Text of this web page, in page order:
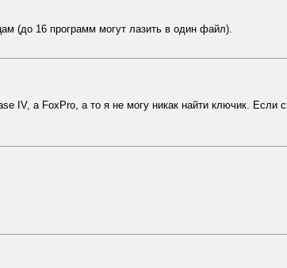
(до 16 программ могут лазить в один файл).
IV, a FoxPro, а то я не могу никак найти ключик. Если